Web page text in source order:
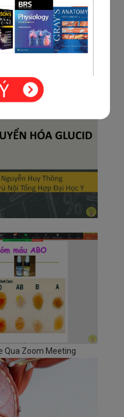
NỘI TRÚ Y HÀ NỘI
Qua Zoom Meeting